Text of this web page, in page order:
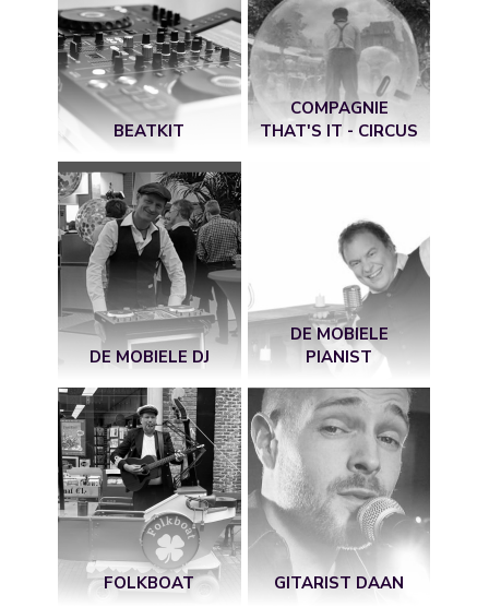
BEATKIT
COMPAGNIE
THAT'S IT - CIRCUS
DE MOBIELE DJ
DE MOBIELE
PIANIST
FOLKBOAT GITARIST DAAN